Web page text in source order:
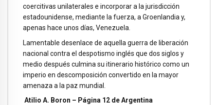
coercitivas unilaterales e incorporar a la jurisdicción
estadounidense, mediante la fuerza, a Groenlandia y,
apenas hace unos días, Venezuela.
Lamentable desenlace de aquella guerra de liberación
nacional contra el despotismo inglés que dos siglos y
medio después culmina su itinerario histórico como un
imperio en descomposición convertido en la mayor
amenaza a la paz mundial.
Atilio A. Boron – Página 12 de Argentina